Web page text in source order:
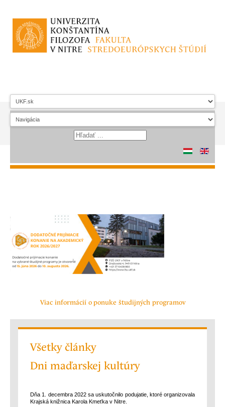
Viac informácií o ponuke študijných programov
Všetky články
Dni maďarskej kultúry
Dňa 1. decembra 2022 sa uskutočnilo podujatie, ktoré organizovala
Krajská knižnica Karola Kmeťka v Nitre.